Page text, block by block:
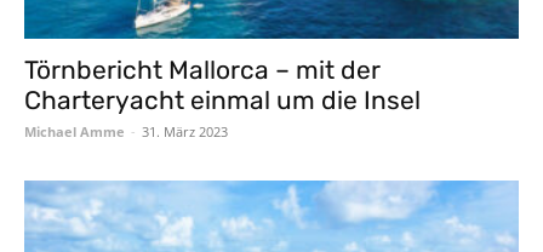
Törnbericht Mallorca – mit der
Charteryacht einmal um die Insel
Michael Amme - 31. März 2023